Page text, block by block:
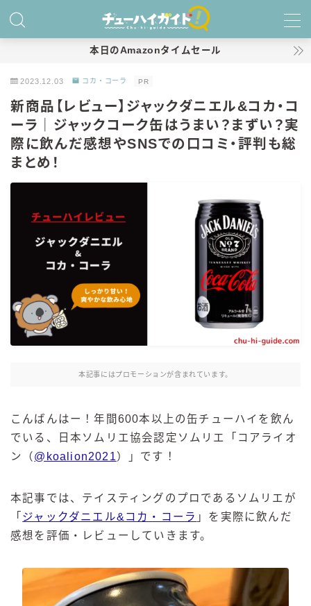
特集！
おすすめランキング！
キリン
氷結
氷結 無糖
氷結 ストロング
麒麟特製サワー
麒麟 発酵サワー
麹レモンサワー
サントリー
ー196℃ ストロングゼロ
ー196℃ 瞬間凍結
CRAFT－196℃
こだわり酒場
ほろよい
角ハイボール
トリスハイボール
本日のAmazonタイムセール
2023.12.03 コカ・コーラ PR
新商品【レビュー】ジャックダニエル&コカ・コ
ーラ｜ジャックコーク缶はうまい？まずい？実
際に飲んだ感想やSNSでの口コミ・評判も総
まとめ！
本記事にはプロモーションが含まれています。
こんばんはー！年間600本以上の缶チューハイを飲ん
でいる、日本ソムリエ協会認定ソムリエ「コアライオ
ン（ @koalion2021）」です！
本記事では、テイスティングのプロであるソムリエが
「 ジャックダニエル&コカ・コーラ 」を実際に飲んだ
感想を評価・レビューしていきます。